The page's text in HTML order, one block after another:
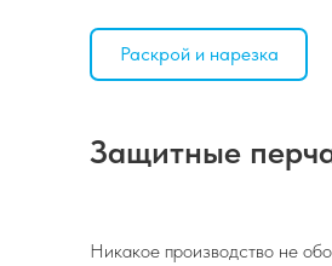
Защитные
Раскрой и нарезка
Никакое производство не